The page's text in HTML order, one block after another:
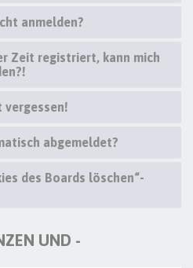
anmelden?
Zeit registriert, kann mich
vergessen!
abgemeldet?
des Boards löschen“-
UND -